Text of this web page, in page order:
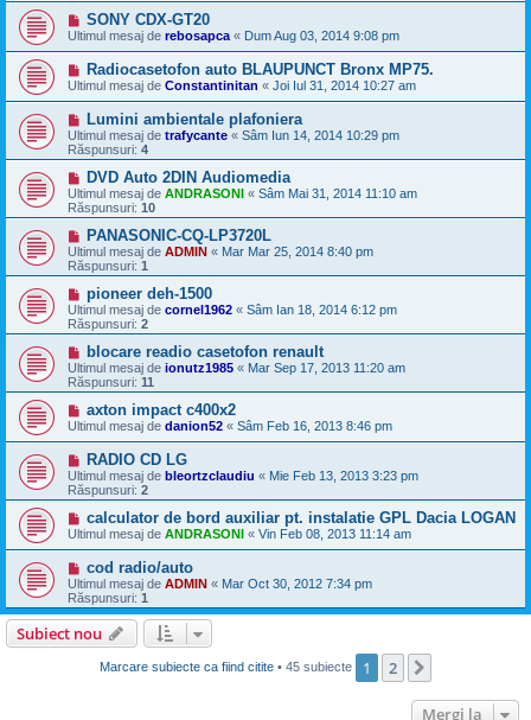
SONY CDX-GT20
Ultimul mesaj de rebosapca « Dum Aug 03, 2014 9:08 pm
Radiocasetofon auto BLAUPUNCT Bronx MP75.
Ultimul mesaj de Constantinitan « Joi Iul 31, 2014 10:27 am
Lumini ambientale plafoniera
Ultimul mesaj de trafycante « Sâm Iun 14, 2014 10:29 pm
Răspunsuri: 4
DVD Auto 2DIN Audiomedia
Ultimul mesaj de ANDRASONI « Sâm Mai 31, 2014 11:10 am
Răspunsuri: 10
PANASONIC-CQ-LP3720L
Ultimul mesaj de ADMIN « Mar Mar 25, 2014 8:40 pm
Răspunsuri: 1
pioneer deh-1500
Ultimul mesaj de cornel1962 « Sâm Ian 18, 2014 6:12 pm
Răspunsuri: 2
blocare readio casetofon renault
Ultimul mesaj de ionutz1985 « Mar Sep 17, 2013 11:20 am
Răspunsuri: 11
axton impact c400x2
Ultimul mesaj de danion52 « Sâm Feb 16, 2013 8:46 pm
RADIO CD LG
Ultimul mesaj de bleortzclaudiu « Mie Feb 13, 2013 3:23 pm
Răspunsuri: 2
calculator de bord auxiliar pt. instalatie GPL Dacia LOGAN
Ultimul mesaj de ANDRASONI « Vin Feb 08, 2013 11:14 am
cod radio/auto
Ultimul mesaj de ADMIN « Mar Oct 30, 2012 7:34 pm
Răspunsuri: 1
Subiect nou
Marcare subiecte ca fiind citite • 45 subiecte 1 2
Mergi la